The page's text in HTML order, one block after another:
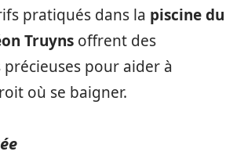
pratiqués dans la piscine du
Truyns offrent des
pour aider à
où se baigner.